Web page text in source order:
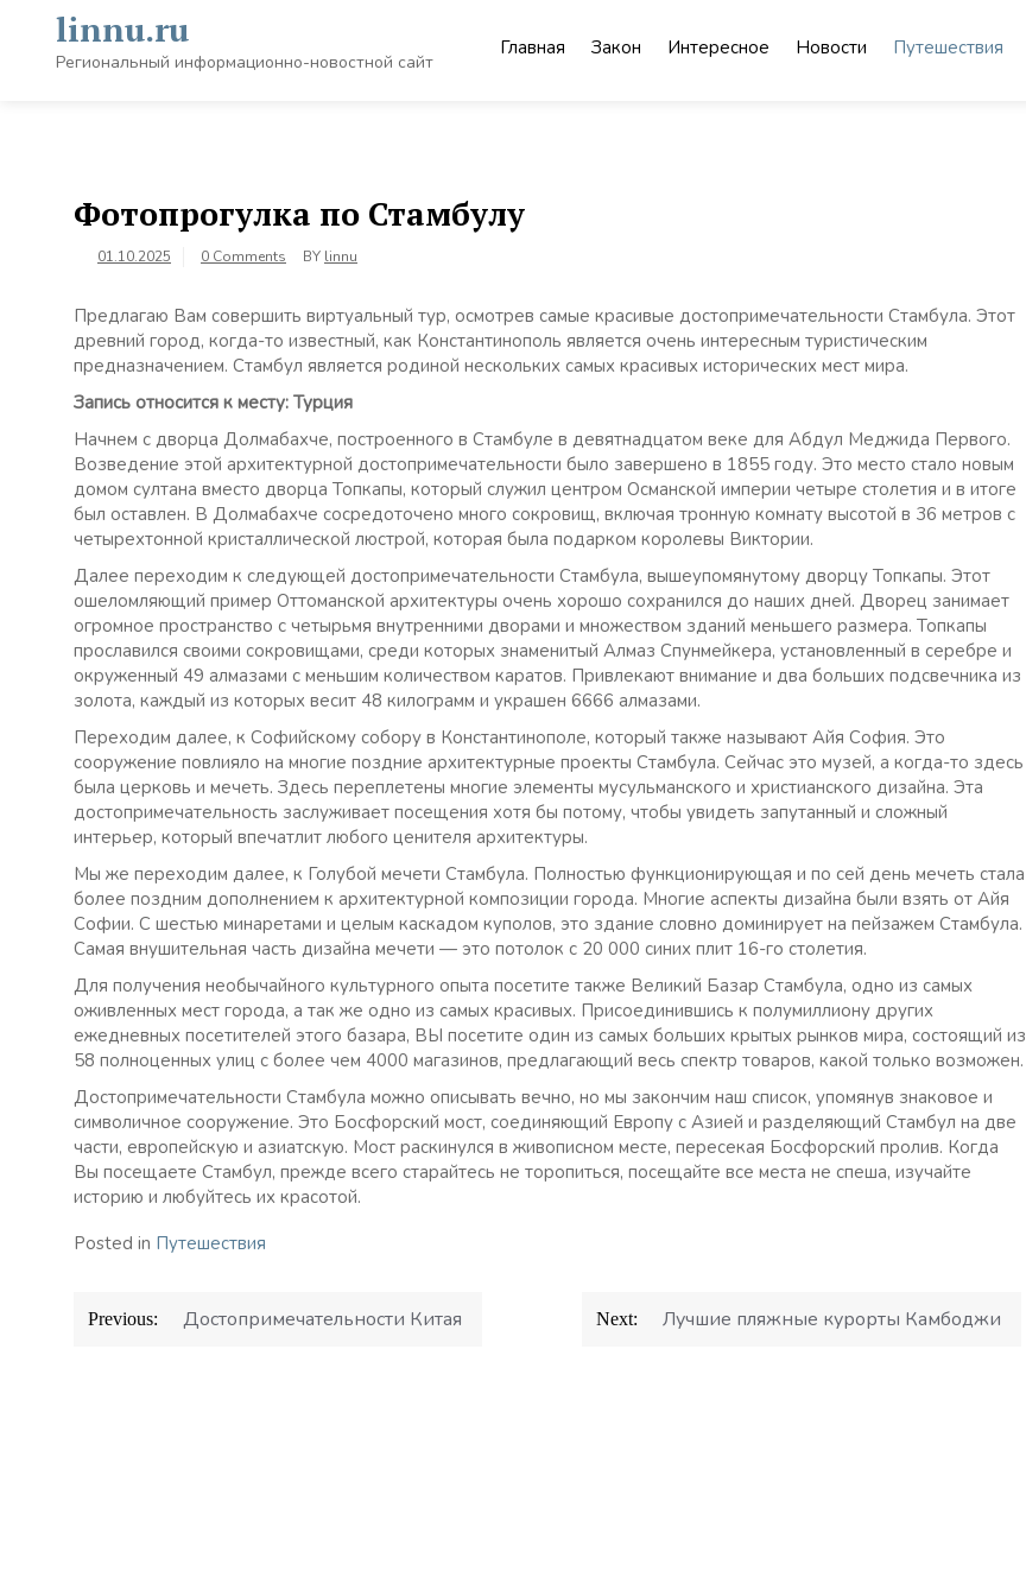
content
linnu.ru
Региональный информационно-новостной сайт
Главная Закон Интересное Новости Путешествия
Фотопрогулка по Стамбулу
01.10.2025 0 Comments BY linnu
Предлагаю Вам совершить виртуальный тур, осмотрев самые красивые достопримечательности Стамбула. Этот
древний город, когда-то известный, как Константинополь является очень интересным туристическим
предназначением. Стамбул является родиной нескольких самых красивых исторических мест мира.
Запись относится к месту: Турция
Начнем с дворца Долмабахче, построенного в Стамбуле в девятнадцатом веке для Абдул Меджида Первого.
Возведение этой архитектурной достопримечательности было завершено в 1855 году. Это место стало новым
домом султана вместо дворца Топкапы, который служил центром Османской империи четыре столетия и в итоге
был оставлен. В Долмабахче сосредоточено много сокровищ, включая тронную комнату высотой в 36 метров с
четырехтонной кристаллической люстрой, которая была подарком королевы Виктории.
Далее переходим к следующей достопримечательности Стамбула, вышеупомянутому дворцу Топкапы. Этот
ошеломляющий пример Оттоманской архитектуры очень хорошо сохранился до наших дней. Дворец занимает
огромное пространство с четырьмя внутренними дворами и множеством зданий меньшего размера. Топкапы
прославился своими сокровищами, среди которых знаменитый Алмаз Спунмейкера, установленный в серебре и
окруженный 49 алмазами с меньшим количеством каратов. Привлекают внимание и два больших подсвечника из
золота, каждый из которых весит 48 килограмм и украшен 6666 алмазами.
Переходим далее, к Софийскому собору в Константинополе, который также называют Айя София. Это
сооружение повлияло на многие поздние архитектурные проекты Стамбула. Сейчас это музей, а когда-то здесь
была церковь и мечеть. Здесь переплетены многие элементы мусульманского и христианского дизайна. Эта
достопримечательность заслуживает посещения хотя бы потому, чтобы увидеть запутанный и сложный
интерьер, который впечатлит любого ценителя архитектуры.
Мы же переходим далее, к Голубой мечети Стамбула. Полностью функционирующая и по сей день мечеть стала
более поздним дополнением к архитектурной композиции города. Многие аспекты дизайна были взять от Айя
Софии. С шестью минаретами и целым каскадом куполов, это здание словно доминирует на пейзажем Стамбула.
Самая внушительная часть дизайна мечети — это потолок с 20 000 синих плит 16-го столетия.
Для получения необычайного культурного опыта посетите также Великий Базар Стамбула, одно из самых
оживленных мест города, а так же одно из самых красивых. Присоединившись к полумиллиону других
ежедневных посетителей этого базара, ВЫ посетите один из самых больших крытых рынков мира, состоящий из
58 полноценных улиц с более чем 4000 магазинов, предлагающий весь спектр товаров, какой только возможен.
Достопримечательности Стамбула можно описывать вечно, но мы закончим наш список, упомянув знаковое и
символичное сооружение. Это Босфорский мост, соединяющий Европу с Азией и разделяющий Стамбул на две
части, европейскую и азиатскую. Мост раскинулся в живописном месте, пересекая Босфорский пролив. Когда
Вы посещаете Стамбул, прежде всего старайтесь не торопиться, посещайте все места не спеша, изучайте
историю и любуйтесь их красотой.
Posted in Путешествия
Навигация
по
Previous: Достопримечательности Китая Next: Лучшие пляжные курорты Камбоджи